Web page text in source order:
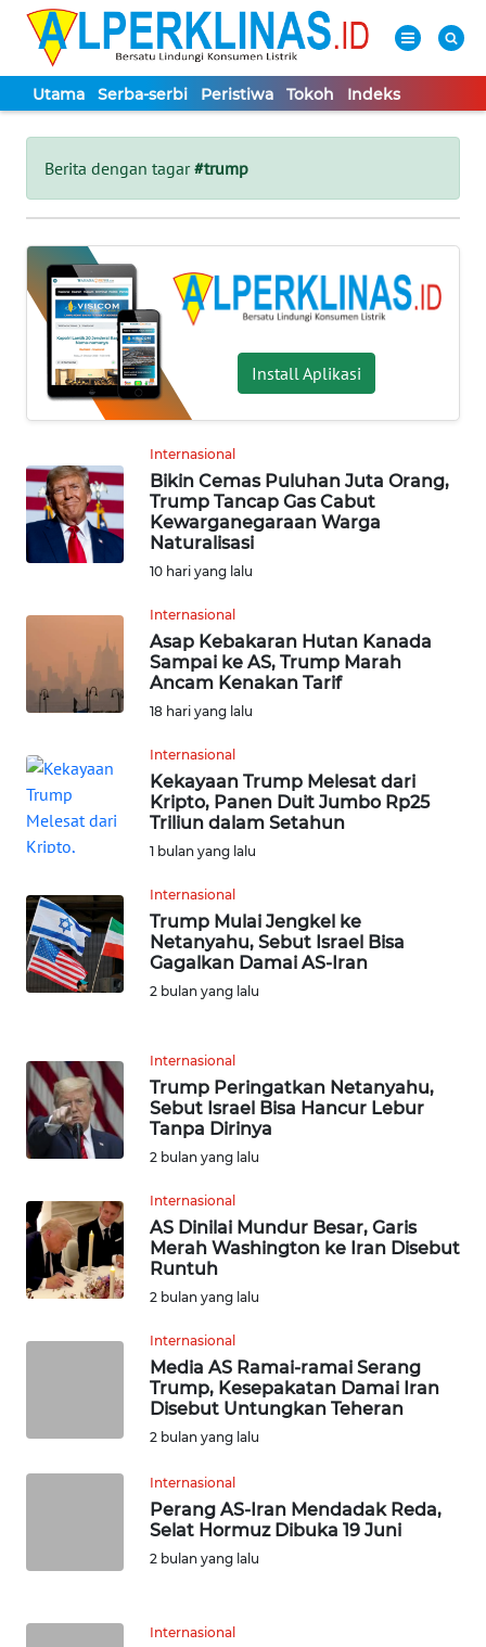
Utama Serba-serbi Peristiwa Tokoh Indeks
Berita dengan tagar#trump
Install Aplikasi
Internasional
Bikin Cemas Puluhan Juta Orang,
Trump Tancap Gas Cabut
Kewarganegaraan Warga
Naturalisasi
10 hari yang lalu
Internasional
Asap Kebakaran Hutan Kanada
Sampai ke AS, Trump Marah
Ancam Kenakan Tarif
18 hari yang lalu
Internasional
Kekayaan Trump Melesat dari
Kripto, Panen Duit Jumbo Rp25
Triliun dalam Setahun
1 bulan yang lalu
Internasional
Trump Mulai Jengkel ke
Netanyahu, Sebut Israel Bisa
Gagalkan Damai AS-Iran
2 bulan yang lalu
Internasional
Trump Peringatkan Netanyahu,
Sebut Israel Bisa Hancur Lebur
Tanpa Dirinya
2 bulan yang lalu
Internasional
AS Dinilai Mundur Besar, Garis
Merah Washington ke Iran Disebut
Runtuh
2 bulan yang lalu
Internasional
Media AS Ramai-ramai Serang
Trump, Kesepakatan Damai Iran
Disebut Untungkan Teheran
2 bulan yang lalu
Internasional
Perang AS-Iran Mendadak Reda,
Selat Hormuz Dibuka 19 Juni
2 bulan yang lalu
Internasional
Tutup
UTAMA
SERBA-
SERBI
PERISTIWA
TOKOH
Informasi
INDEKS
BERITA
KONTAK
INFO
IKLAN
TENTANG
KAMI
PEDOMAN
SIBER
REDAKSI
DISCLAIMER
Wahana
News
WN
SUMUT
WN
NTT
WN